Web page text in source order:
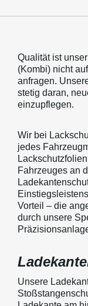
Qualität ist
(Kombi) nicht
anfragen.
stetig daran,
einzupflegen.
Wir bei
jedes
Fahrzeuges an
Vorteil – die
durch unsere
Unsere